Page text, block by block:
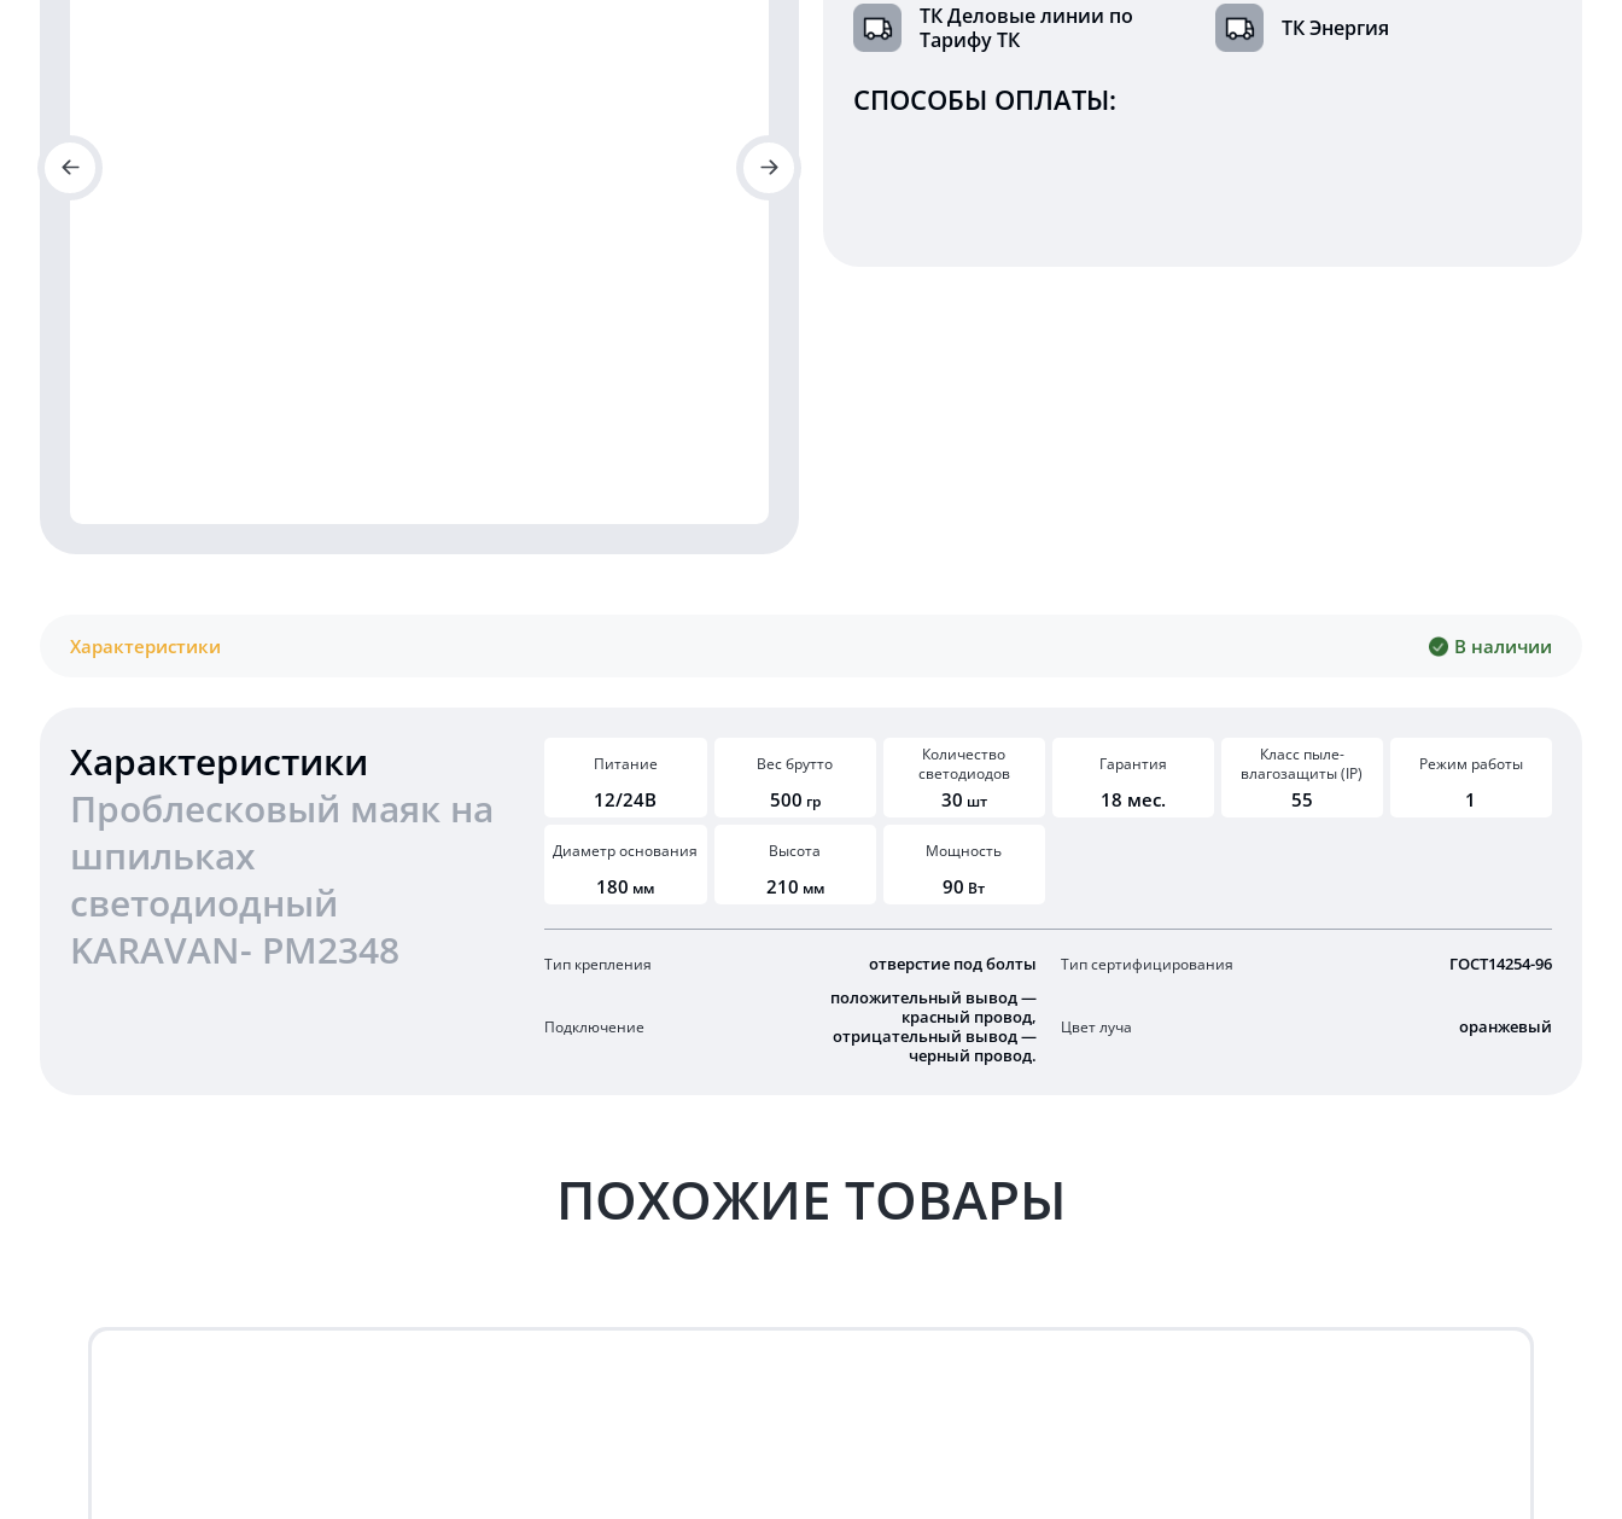
ТК Деловые линии по
Тарифу ТК
ТК Энергия
СПОСОБЫ ОПЛАТЫ:
Характеристики В наличии
Характеристики
Проблесковый маяк на
шпильках
светодиодный
KARAVAN- PM2348
Питание
12/24В
Вес брутто
500 гр
Количество
светодиодов
30 шт
Гарантия
18 мес.
Класс пыле-
влагозащиты (IP)
55
Режим работы
1
Диаметр основания
180 мм
Высота
210 мм
Мощность
90 Вт
Тип крепления отверстие под болты Тип сертифицирования ГОСТ14254-96
Подключение
положительный вывод —
красный провод,
отрицательный вывод —
черный провод.
Цвет луча оранжевый
ПОХОЖИЕ ТОВАРЫ